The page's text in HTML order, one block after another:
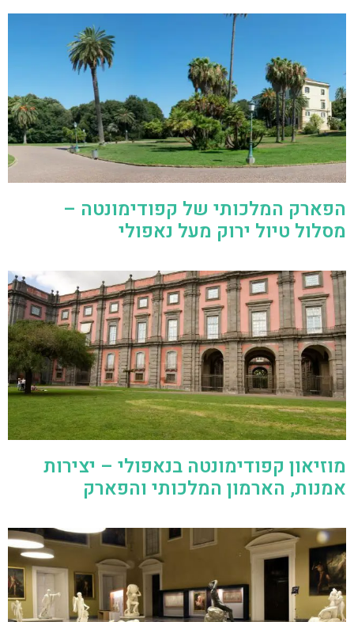
הפארק המלכותי של קפודימונטה –
מסלול טיול ירוק מעל נאפולי
מוזיאון קפודימונטה בנאפולי – יצירות
אמנות, הארמון המלכותי והפארק